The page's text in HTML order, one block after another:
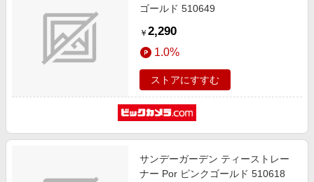
ゴールド 510649
￥ 2,290
1.0%
ストアにすすむ
サンデーガーデン ティーストレー
ナー Por ピンクゴールド 510618